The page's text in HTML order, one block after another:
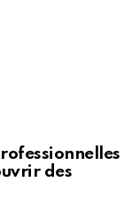
des